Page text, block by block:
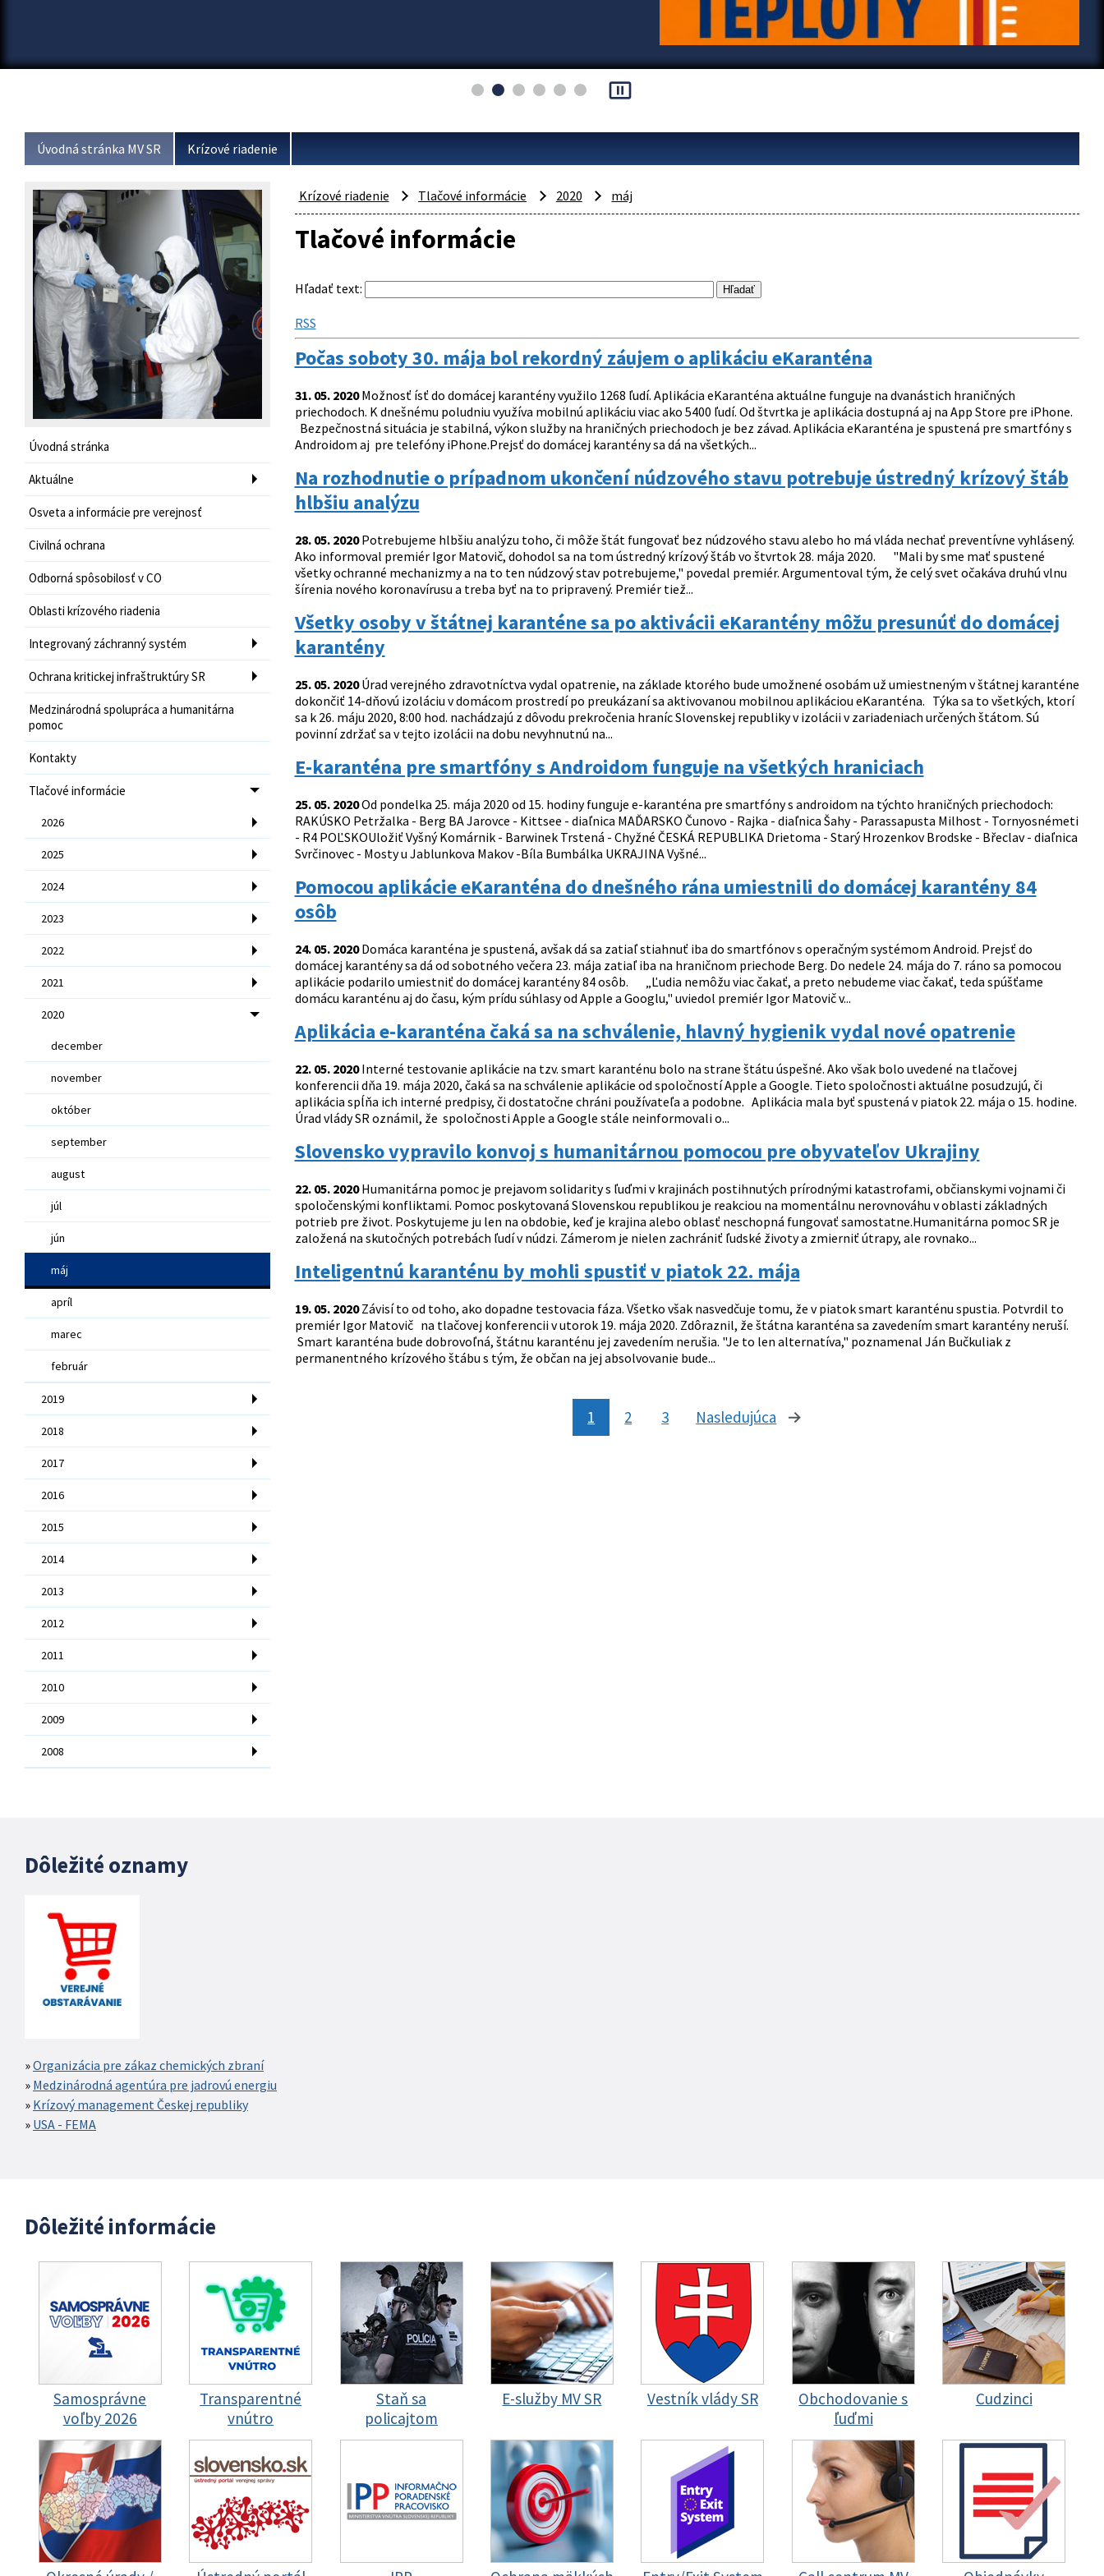
pause_presentation
Úvodná stránka MV SR Krízové riadenie
Úvodná stránka
Aktuálne
Osveta a informácie pre verejnosť
Civilná ochrana
Odborná spôsobilosť v CO
Oblasti krízového riadenia
Integrovaný záchranný systém
Ochrana kritickej infraštruktúry SR
Medzinárodná spolupráca a humanitárna
pomoc
Kontakty
Tlačové informácie
2026
2025
2024
2023
2022
2021
2020
december
november
október
september
august
júl
jún
máj
apríl
marec
február
2019
2018
2017
2016
2015
2014
2013
2012
2011
2010
2009
2008
Krízové riadenie Tlačové informácie 2020 máj
Tlačové informácie
Hľadať text:
RSS
Počas soboty 30. mája bol rekordný záujem o aplikáciu eKaranténa
31. 05. 2020Možnosť ísť do domácej karantény využilo 1268 ľudí. Aplikácia eKaranténa aktuálne funguje na dvanástich hraničných
priechodoch. K dnešnému poludniu využíva mobilnú aplikáciu viac ako 5400 ľudí. Od štvrtka je aplikácia dostupná aj na App Store pre iPhone.
Bezpečnostná situácia je stabilná, výkon služby na hraničných priechodoch je bez závad. Aplikácia eKaranténa je spustená pre smartfóny s
Androidom aj pre telefóny iPhone.Prejsť do domácej karantény sa dá na všetkých...
Na rozhodnutie o prípadnom ukončení núdzového stavu potrebuje ústredný krízový štáb
hlbšiu analýzu
28. 05. 2020Potrebujeme hlbšiu analýzu toho, či môže štát fungovať bez núdzového stavu alebo ho má vláda nechať preventívne vyhlásený.
Ako informoval premiér Igor Matovič, dohodol sa na tom ústredný krízový štáb vo štvrtok 28. mája 2020. "Mali by sme mať spustené
všetky ochranné mechanizmy a na to ten núdzový stav potrebujeme," povedal premiér. Argumentoval tým, že celý svet očakáva druhú vlnu
šírenia nového koronavírusu a treba byť na to pripravený. Premiér tiež...
Všetky osoby v štátnej karanténe sa po aktivácii eKarantény môžu presunúť do domácej
karantény
25. 05. 2020Úrad verejného zdravotníctva vydal opatrenie, na základe ktorého bude umožnené osobám už umiestneným v štátnej karanténe
dokončiť 14-dňovú izoláciu v domácom prostredí po preukázaní sa aktivovanou mobilnou aplikáciou eKaranténa. Týka sa to všetkých, ktorí
sa k 26. máju 2020, 8:00 hod. nachádzajú z dôvodu prekročenia hraníc Slovenskej republiky v izolácii v zariadeniach určených štátom. Sú
povinní zdržať sa v tejto izolácii na dobu nevyhnutnú na...
E-karanténa pre smartfóny s Androidom funguje na všetkých hraniciach
25. 05. 2020Od pondelka 25. mája 2020 od 15. hodiny funguje e-karanténa pre smartfóny s androidom na týchto hraničných priechodoch:
RAKÚSKO Petržalka - Berg BA Jarovce - Kittsee - diaľnica MAĎARSKO Čunovo - Rajka - diaľnica Šahy - Parassapusta Milhost - Tornyosnémeti
- R4 POĽSKOUložiť Vyšný Komárnik - Barwinek Trstená - Chyžné ČESKÁ REPUBLIKA Drietoma - Starý Hrozenkov Brodske - Břeclav - diaľnica
Svrčinovec - Mosty u Jablunkova Makov -Bíla Bumbálka UKRAJINA Vyšné...
Pomocou aplikácie eKaranténa do dnešného rána umiestnili do domácej karantény 84
osôb
24. 05. 2020Domáca karanténa je spustená, avšak dá sa zatiaľ stiahnuť iba do smartfónov s operačným systémom Android. Prejsť do
domácej karantény sa dá od sobotného večera 23. mája zatiaľ iba na hraničnom priechode Berg. Do nedele 24. mája do 7. ráno sa pomocou
aplikácie podarilo umiestniť do domácej karantény 84 osôb. „Ľudia nemôžu viac čakať, a preto nebudeme viac čakať, teda spúšťame
domácu karanténu aj do času, kým prídu súhlasy od Apple a Googlu," uviedol premiér Igor Matovič v...
Aplikácia e-karanténa čaká sa na schválenie, hlavný hygienik vydal nové opatrenie
22. 05. 2020Interné testovanie aplikácie na tzv. smart karanténu bolo na strane štátu úspešné. Ako však bolo uvedené na tlačovej
konferencii dňa 19. mája 2020, čaká sa na schválenie aplikácie od spoločností Apple a Google. Tieto spoločnosti aktuálne posudzujú, či
aplikácia spĺňa ich interné predpisy, či dostatočne chráni používateľa a podobne. Aplikácia mala byť spustená v piatok 22. mája o 15. hodine.
Úrad vlády SR oznámil, že spoločnosti Apple a Google stále neinformovali o...
Slovensko vypravilo konvoj s humanitárnou pomocou pre obyvateľov Ukrajiny
22. 05. 2020Humanitárna pomoc je prejavom solidarity s ľuďmi v krajinách postihnutých prírodnými katastrofami, občianskymi vojnami či
spoločenskými konfliktami. Pomoc poskytovaná Slovenskou republikou je reakciou na momentálnu nerovnováhu v oblasti základných
potrieb pre život. Poskytujeme ju len na obdobie, keď je krajina alebo oblasť neschopná fungovať samostatne.Humanitárna pomoc SR je
založená na skutočných potrebách ľudí v núdzi. Zámerom je nielen zachrániť ľudské životy a zmierniť útrapy, ale rovnako...
Inteligentnú karanténu by mohli spustiť v piatok 22. mája
19. 05. 2020Závisí to od toho, ako dopadne testovacia fáza. Všetko však nasvedčuje tomu, že v piatok smart karanténu spustia. Potvrdil to
premiér Igor Matovič na tlačovej konferencii v utorok 19. mája 2020. Zdôraznil, že štátna karanténa sa zavedením smart karantény neruší.
Smart karanténa bude dobrovoľná, štátnu karanténu jej zavedením nerušia. "Je to len alternatíva," poznamenal Ján Bučkuliak z
permanentného krízového štábu s tým, že občan na jej absolvovanie bude...
1 2 3 Nasledujúca stránka
Dôležité oznamy
Organizácia pre zákaz chemických zbraní
Medzinárodná agentúra pre jadrovú energiu
Krízový management Českej republiky
USA - FEMA
Dôležité informácie
Samosprávne
voľby 2026
Transparentné
vnútro
Staň sa
policajtom
E-služby MV SR Vestník vlády SR
Obchodovanie s
ľuďmi
Cudzinci